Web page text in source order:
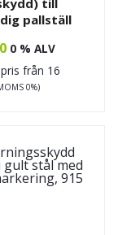
till
pallställ
0 % ALV
från 16
0%)